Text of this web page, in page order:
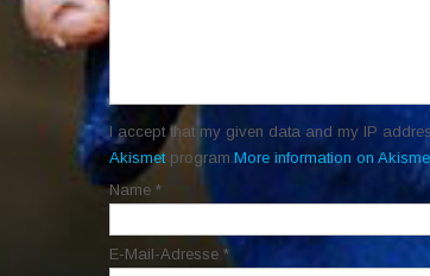
I accept that my given data and my IP
Akismetprogram.More information on
Name *
E-Mail-Adresse *